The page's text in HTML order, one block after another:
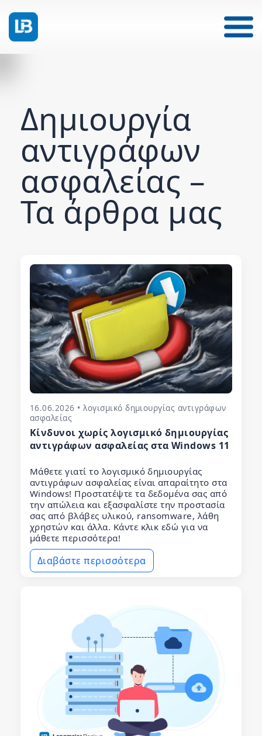
Δημιουργία
αντιγράφων
ασφαλείας –
Τα άρθρα μας
16.06.2026 • λογισμικό δημιουργίας αντιγράφων
ασφαλείας
Κίνδυνοι χωρίς λογισμικό δημιουργίας
αντιγράφων ασφαλείας στα Windows 11
Μάθετε γιατί το λογισμικό δημιουργίας
αντιγράφων ασφαλείας είναι απαραίτητο στα
Windows! Προστατέψτε τα δεδομένα σας από
την απώλεια και εξασφαλίστε την προστασία
σας από βλάβες υλικού, ransomware, λάθη
χρηστών και άλλα. Κάντε κλικ εδώ για να
μάθετε περισσότερα!
Διαβάστε περισσότερα